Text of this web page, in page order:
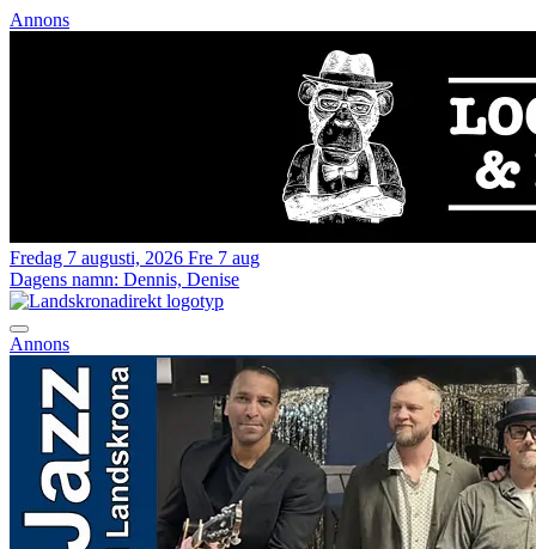
Annons
Fredag 7 augusti, 2026 Fre 7 aug
Dagens namn: Dennis, Denise
Annons